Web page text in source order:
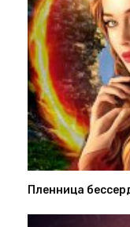
Пленница